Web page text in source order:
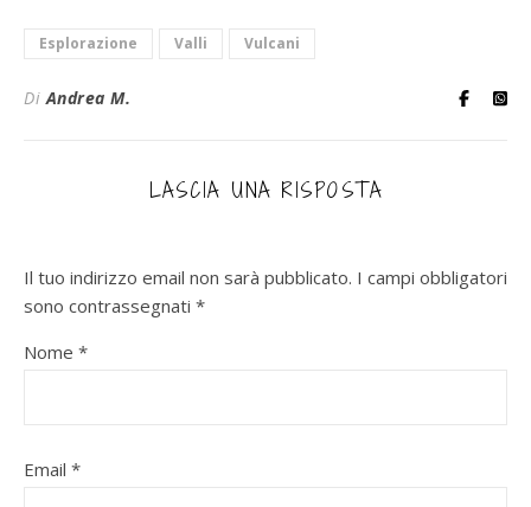
Esplorazione Valli Vulcani
DiAndrea M.
LASCIA UNA RISPOSTA
Il tuo indirizzo email non sarà pubblicato. I campi obbligatori
sono contrassegnati *
Nome *
Email *